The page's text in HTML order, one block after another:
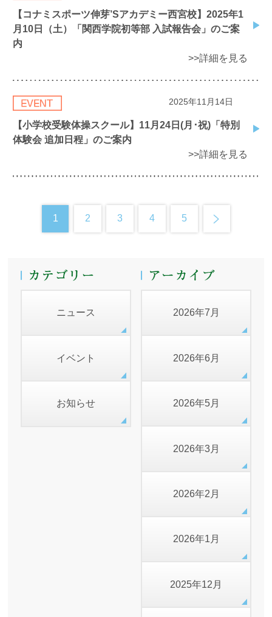
【コナミスポーツ伸芽’Sアカデミー西宮校】2025年1
月10日（土）「関西学院初等部 入試報告会」のご案
内
>>詳細を見る
2025年11月14日
【小学校受験体操スクール】11月24日(月･祝)「特別
体験会 追加日程」のご案内
>>詳細を見る
1 2 3 4 5
ニュース
イベント
お知らせ
2026年7月
2026年6月
2026年5月
2026年3月
2026年2月
2026年1月
2025年12月